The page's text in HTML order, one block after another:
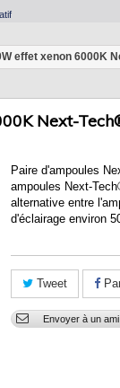
effet xenon 6000K
Next-
Paire d'ampoules
ampoules Next-Tech
alternative entre
d'éclairage environ
Tweet
Envoyer à un ami